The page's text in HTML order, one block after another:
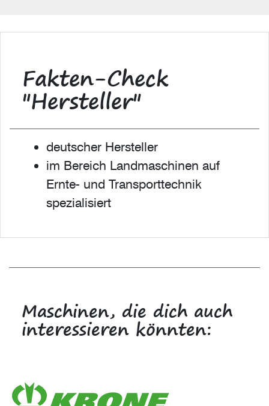
Fakten-Check
"Hersteller"
deutscher Hersteller
im Bereich Landmaschinen auf
Ernte- und Transporttechnik
spezialisiert
Maschinen, die dich auch
interessieren könnten: